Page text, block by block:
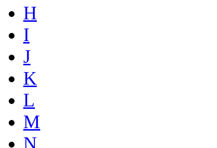
H
I
J
K
L
M
N